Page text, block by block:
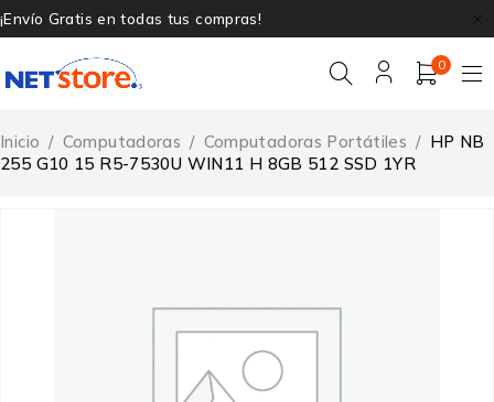
¡Envío Gratis en todas tus compras!
0
Inicio / Computadoras / Computadoras Portátiles / HP NB
255 G10 15 R5-7530U WIN11 H 8GB 512 SSD 1YR